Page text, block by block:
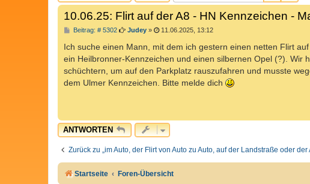
10.06.25: Flirt auf der A8 - HN Kennzeichen -
Beitrag: # 5302B
i
r
a
g
Judey» 11.06.2025, 13:12
Ich suche einen Mann, mit dem ich gestern einen netten Flirt
ein Heilbronner-Kennzeichen und einen silbernen Opel (?).
schüchtern, um auf den Parkplatz rauszufahren und musste
dem Ulmer Kennzeichen. Bitte melde dich
ANTWORTEN
Zurück zu „im Auto, der Flirt von Auto zu Auto, auf der Landstraße oder der
Startseite Foren-Übersicht